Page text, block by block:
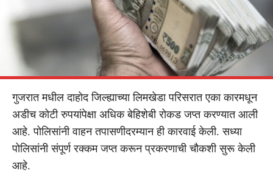
गुजरात मधील दाहोद जिल्ह्याच्या लिमखेडा परिसरात एका कारमधून
अडीच कोटी रुपयांपेक्षा अधिक बेहिशेबी रोकड जप्त करण्यात आली
आहे. पोलिसांनी वाहन तपासणीदरम्यान ही कारवाई केली. सध्या
पोलिसांनी संपूर्ण रक्कम जप्त करून प्रकरणाची चौकशी सुरू केली
आहे.